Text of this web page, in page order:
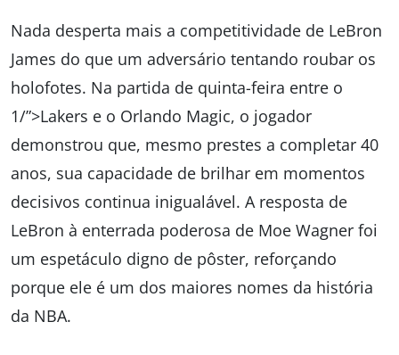
Nada desperta mais a competitividade de LeBron
James do que um adversário tentando roubar os
holofotes. Na partida de quinta-feira entre o
1/”>Lakers e o Orlando Magic, o jogador
demonstrou que, mesmo prestes a completar 40
anos, sua capacidade de brilhar em momentos
decisivos continua inigualável. A resposta de
LeBron à enterrada poderosa de Moe Wagner foi
um espetáculo digno de pôster, reforçando
porque ele é um dos maiores nomes da história
da NBA.